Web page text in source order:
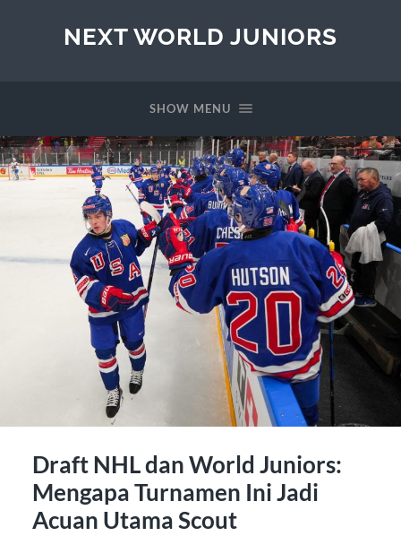
NEXT WORLD JUNIORS
SHOW MENU
Draft NHL dan World Juniors:
Mengapa Turnamen Ini Jadi
Acuan Utama Scout